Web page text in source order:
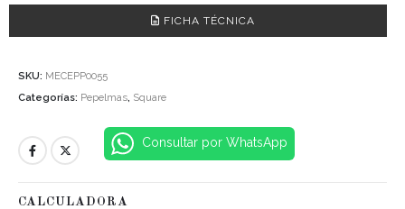
FICHA TÉCNICA
SKU: MECEPP0055
Categorías: Pepelmas Square
Consultar por WhatsApp
CALCULADORA